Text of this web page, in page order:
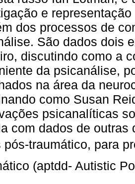
e
dos processos de
São dados dois
discutindo como a
da psicanálise,
na área da
como Susan
psicanalíticas
com dados de
pós-traumático, para
(aptdd- Autistic